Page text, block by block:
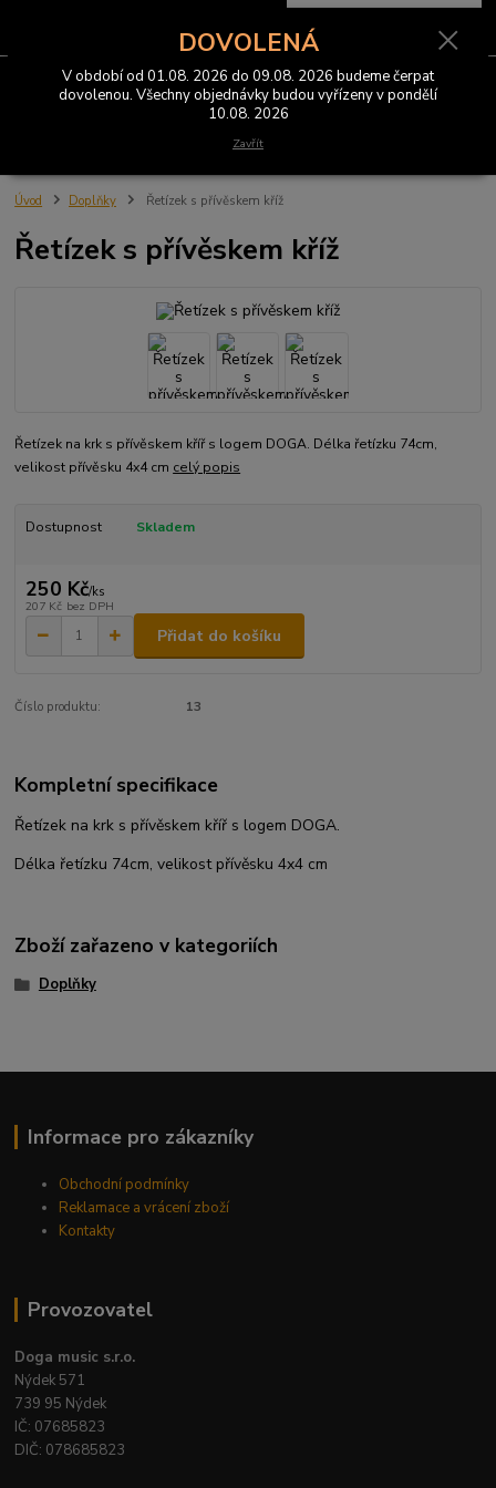
Menu
0 Kč
Úvod Doplňky Řetízek s přívěskem kříž
Řetízek s přívěskem kříž
Řetízek na krk s přívěskem kříř s logem DOGA. Délka řetízku 74cm,
velikost přívěsku 4x4 cm celý popis
Dostupnost Skladem
250 Kč/ks
207 Kč bez DPH
Přidat do košíku
Číslo produktu: 13
Kompletní specifikace
Řetízek na krk s přívěskem kříř s logem DOGA.
Délka řetízku 74cm, velikost přívěsku 4x4 cm
Zboží zařazeno v kategoriích
Doplňky
Informace pro zákazníky
Obchodní podmínky
Reklamace a vrácení zboží
Kontakty
Provozovatel
Doga music s.r.o.
Nýdek 571
739 95 Nýdek
IČ: 07685823
DIČ: 078685823
DOVOLENÁ
V období od 01.08. 2026 do 09.08. 2026 budeme čerpat
dovolenou. Všechny objednávky budou vyřízeny v pondělí
10.08. 2026
Zavřít